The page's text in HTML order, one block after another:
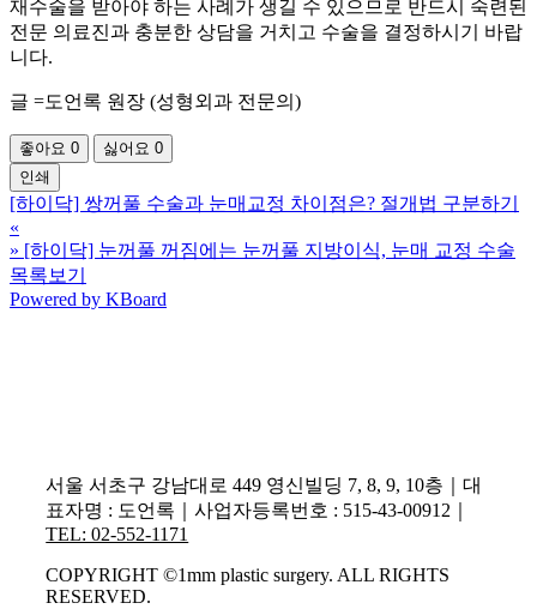
재수술을 받아야 하는 사례가 생길 수 있으므로 반드시 숙련된
전문 의료진과 충분한 상담을 거치고 수술을 결정하시기 바랍
니다.
글 =도언록 원장 (성형외과 전문의)
좋아요 0 싫어요 0
인쇄
[하이닥] 쌍꺼풀 수술과 눈매교정 차이점은? 절개법 구분하기
«
» [하이닥] 눈꺼풀 꺼짐에는 눈꺼풀 지방이식, 눈매 교정 수술
목록보기
Powered by KBoard
서울 서초구 강남대로 449 영신빌딩 7, 8, 9, 10층｜대
표자명 : 도언록｜사업자등록번호 : 515-43-00912｜
TEL: 02-552-1171
COPYRIGHT ©1mm plastic surgery. ALL RIGHTS
RESERVED.